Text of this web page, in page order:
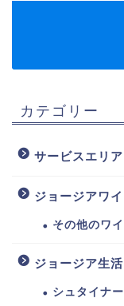
カテゴリー
サービスエリ
ジョージアワ
その他のワ
ジョージア生活
シュタイナ